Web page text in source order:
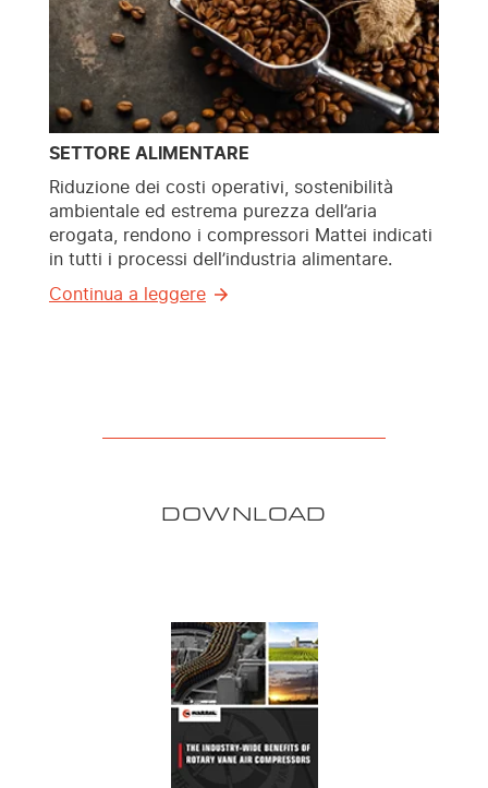
SETTORE ALIMENTARE
Riduzione dei costi operativi, sostenibilità
ambientale ed estrema purezza dell’aria
erogata, rendono i compressori Mattei indicati
in tutti i processi dell’industria alimentare.
Continua a leggere
DOWNLOAD